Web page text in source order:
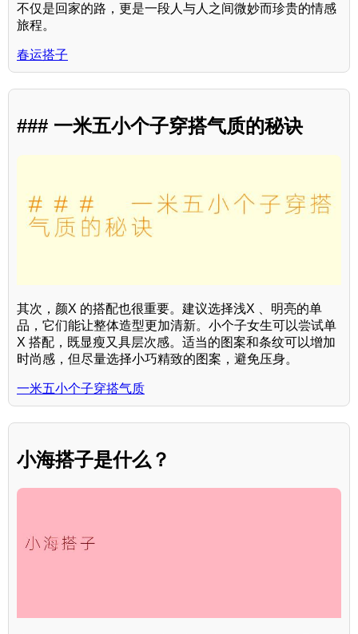
不仅是回家的路，更是一段人与人之间微妙而珍贵的情感
旅程。
春运搭子
### 一米五小个子穿搭气质的秘诀
其次，颜X 的搭配也很重要。建议选择浅X 、明亮的单
品，它们能让整体造型更加清新。小个子女生可以尝试单
X 搭配，既显瘦又具层次感。适当的图案和条纹可以增加
时尚感，但尽量选择小巧精致的图案，避免压身。
一米五小个子穿搭气质
小海搭子是什么？